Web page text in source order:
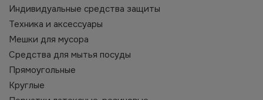
Индивидуальные средства защиты
Техника и аксессуары
Мешки для мусора
Средства для мытья посуды
Прямоугольные
Круглые